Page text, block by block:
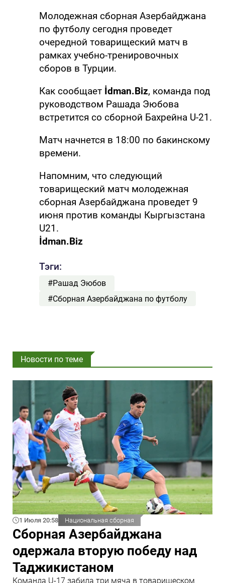
Молодежная сборная Азербайджана
по футболу сегодня проведет
очередной товарищеский матч в
рамках учебно-тренировочных
сборов в Турции.
Как сообщает İdman.Biz, команда под
руководством Рашада Эюбова
встретится со сборной Бахрейна U-21.
Матч начнется в 18:00 по бакинскому
времени.
Напомним, что следующий
товарищеский матч молодежная
сборная Азербайджана проведет 9
июня против команды Кыргызстана
U21.
İdman.Biz
Тэги:
#Рашад Эюбов
#Сборная Азербайджана по футболу
Новости по теме
1 Июля 20:58 Национальная сборная
Сборная Азербайджана
одержала вторую победу над
Таджикистаном
Команда U-17 забила три мяча в товарищеском